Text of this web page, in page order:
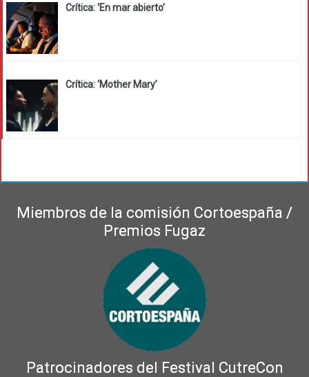
Crítica: ‘En mar abierto’
Crítica: ‘Mother Mary’
Miembros de la comisión Cortoespaña /
Premios Fugaz
Patrocinadores del Festival CutreCon